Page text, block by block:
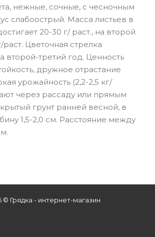
нежные, сочные, с чесночным
слабоострый. Масса листьев в
20-30 г/ раст., на второй
раст. Цветочная стрелка
второй-третий год. Ценность
дружное отрастание
урожайность (2,2-2,5 кг/
через рассаду или прямым
грунт ранней весной, в
1,5-2,0 см. Расстояние между
© Грядка - интернет-магазин